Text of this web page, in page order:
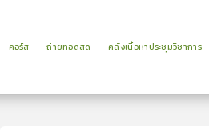
คอร์ส ถ่ายทอดสด คลังเนื้อหาประชุมวิชาการ